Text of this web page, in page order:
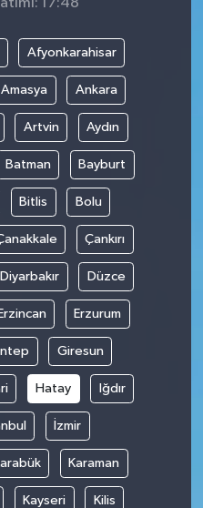
17:48
Afyonkarahisar
Amasya Ankara
Artvin Aydın
Batman Bayburt
Bitlis Bolu
Çankırı
Diyarbakır Düzce
Erzincan Erzurum
Giresun
Hatay Iğdır
İzmir
Karaman
Kayseri Kilis